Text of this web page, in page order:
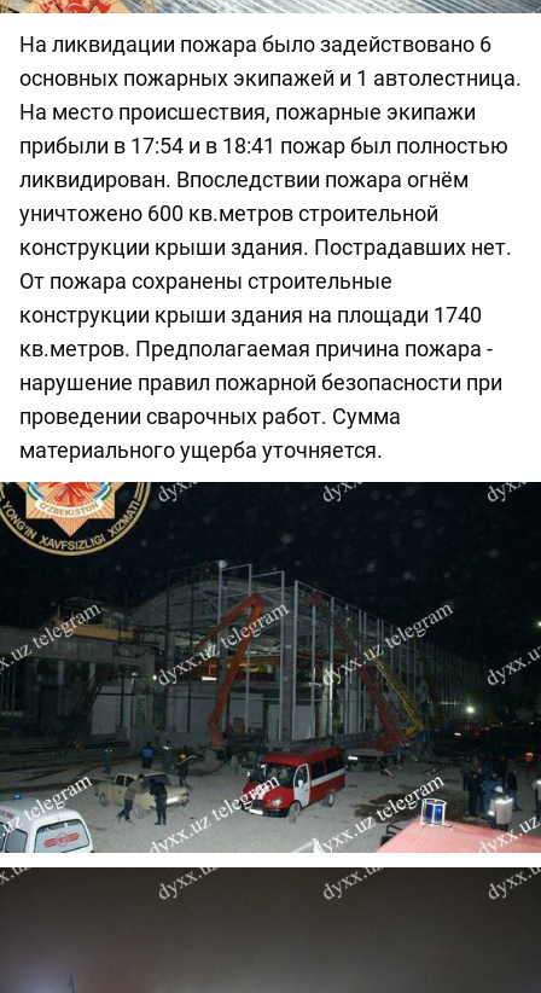
На ликвидации пожара было задействовано 6
основных пожарных экипажей и 1 автолестница.
На место происшествия, пожарные экипажи
прибыли в 17:54 и в 18:41 пожар был полностью
ликвидирован. Впоследствии пожара огнём
уничтожено 600 кв.метров строительной
конструкции крыши здания. Пострадавших нет.
От пожара сохранены строительные
конструкции крыши здания на площади 1740
кв.метров. Предполагаемая причина пожара -
нарушение правил пожарной безопасности при
проведении сварочных работ. Сумма
материального ущерба уточняется.